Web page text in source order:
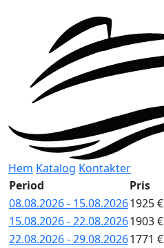
Hem Katalog Kontakter
Period
Pris
08.08.2026 - 15.08.20261925 €
15.08.2026 - 22.08.20261903 €
22.08.2026 - 29.08.20261771 €